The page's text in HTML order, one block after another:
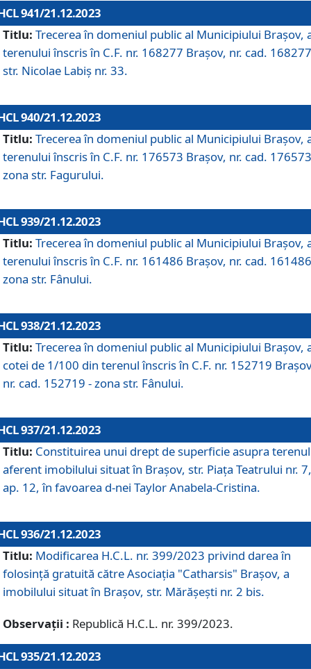
941/21.12.2023
Titlu: Trecerea în domeniul public al Municipiului Braşov,
terenului înscris în C.F. nr. 168277 Brașov, nr. cad.
str. Nicolae Labiș nr. 33.
940/21.12.2023
Titlu: Trecerea în domeniul public al Municipiului Braşov,
terenului înscris în C.F. nr. 176573 Brașov, nr. cad.
zona str. Fagurului.
939/21.12.2023
Titlu: Trecerea în domeniul public al Municipiului Braşov,
terenului înscris în C.F. nr. 161486 Brașov, nr. cad.
zona str. Fânului.
938/21.12.2023
Titlu: Trecerea în domeniul public al Municipiului Braşov,
cotei de 1/100 din terenul înscris în C.F. nr. 152719
nr. cad. 152719 - zona str. Fânului.
937/21.12.2023
Titlu: Constituirea unui drept de superficie asupra
aferent imobilului situat în Brașov, str. Piața Teatrului nr. 7,
ap. 12, în favoarea d-nei Taylor Anabela-Cristina.
936/21.12.2023
Titlu: Modificarea H.C.L. nr. 399/2023 privind darea în
folosinţă gratuită către Asociaţia "Catharsis" Brașov, a
imobilului situat în Braşov, str. Mărăşeşti nr. 2 bis.
Observații : Republică H.C.L. nr. 399/2023.
935/21.12.2023